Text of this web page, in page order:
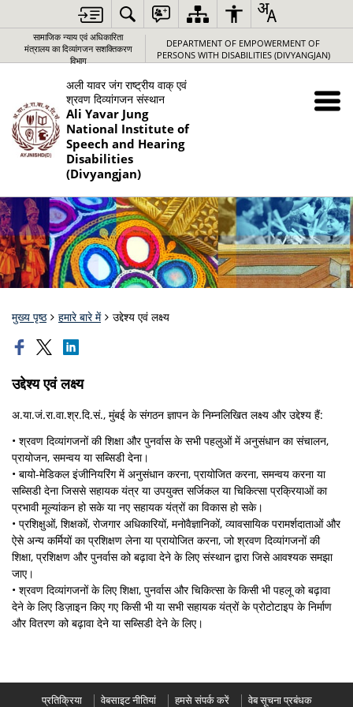
सामाजिक न्‍याय एवं अधिकारिता
मंत्रालय का दिव्यांगजन सशक्तिकरण
विभाग
DEPARTMENT OF EMPOWERMENT OF
PERSONS WITH DISABILITIES (DIVYANGJAN)
अली यावर जंग राष्‍ट्रीय वाक् एवं
श्रवण दिव्‍यांगजन संस्‍थान
Ali Yavar Jung
National Institute of
Speech and Hearing
Disabilities
(Divyangjan)
मुख्य पृष्ठ हमारे बारे में उद्देश्‍य एवं लक्ष्‍य
उद्देश्‍य एवं लक्ष्‍य
अ.या.जं.रा.वा.श्र.दि.सं., मुंबई के संगठन ज्ञापन के निम्नलिखित लक्ष्य और उद्देश्य हैं:
• श्रवण दिव्‍यांगजनों की शिक्षा और पुनर्वास के सभी पहलुओं में अनुसंधान का संचालन,
प्रायोजन, समन्वय या सब्सिडी देना।
• बायो-मेडिकल इंजीनियरिंग में अनुसंधान करना, प्रायोजित करना, समन्वय करना या
सब्सिडी देना जिससे सहायक यंत्र या उपयुक्त सर्जिकल या चिकित्सा प्रक्रियाओं का
प्रभावी मूल्यांकन हो सके या नए सहायक यंत्रों का विकास हो सके।
• प्रशिक्षुओं, शिक्षकों, रोजगार अधिकारियों, मनोवैज्ञानिकों, व्यावसायिक परामर्शदाताओं और
ऐसे अन्य कर्मियों का प्रशिक्षण लेना या प्रायोजित करना, जो श्रवण दिव्‍यांगजनों की
शिक्षा, प्रशिक्षण और पुनर्वास को बढ़ावा देने के लिए संस्थान द्वारा जिसे आवश्यक समझा
जाए।
• श्रवण दिव्‍यांगजनों के लिए शिक्षा, पुनर्वास और चिकित्सा के किसी भी पहलू को बढ़ावा
देने के लिए डिज़ाइन किए गए किसी भी या सभी सहायक यंत्रों के प्रोटोटाइप के निर्माण
और वितरण को बढ़ावा देने या सब्सिडी देने के लिए।
प्रतिक्रिया वेबसाइट नीतियां हमसे संपर्क करें वेब सूचना प्रबंधक